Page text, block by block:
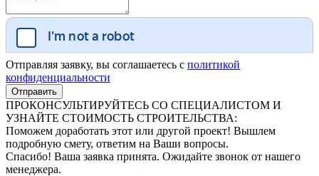
Отправляя заявку, вы соглашаетесь с политикой
конфиденциальности
ПРОКОНСУЛЬТИРУЙТЕСЬ СО СПЕЦИАЛИСТОМ И
УЗНАЙТЕ СТОИМОСТЬ СТРОИТЕЛЬСТВА:
Поможем доработать этот или другой проект! Вышлем
подробную смету, ответим на Ваши вопросы.
Спасибо! Ваша заявка принята. Ожидайте звонок от нашего
менеджера.